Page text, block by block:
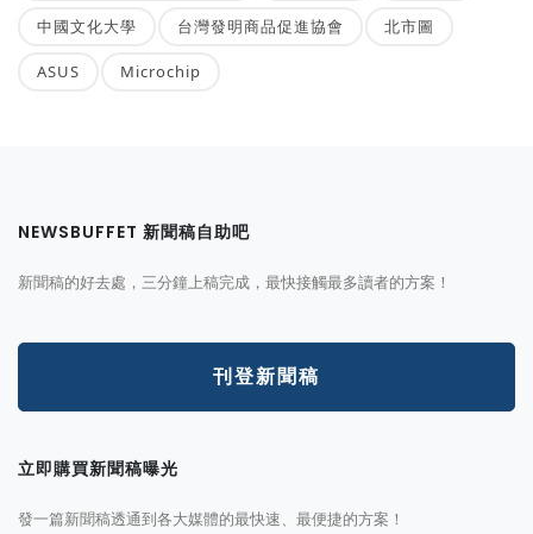
中國文化大學 台灣發明商品促進協會 北市圖
ASUS Microchip
NEWSBUFFET 新聞稿自助吧
新聞稿的好去處，三分鐘上稿完成，最快接觸最多讀者的方案！
刊登新聞稿
立即購買新聞稿曝光
發一篇新聞稿透通到各大媒體的最快速、最便捷的方案！